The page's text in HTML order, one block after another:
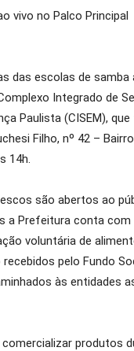
vivo no Palco Principal
das escolas de samba
Integrado de
Paulista (CISEM),
Filho, nº 42 –
14h.
são abertos ao
a Prefeitura conta com
voluntária de
pelo Fundo
às entidades
produtos